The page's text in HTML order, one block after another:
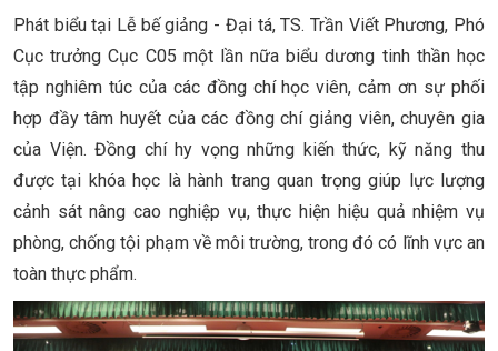
Phát biểu tại Lễ bế giảng - Đại tá, TS. Trần Viết Phương, Phó
Cục trưởng Cục C05 một lần nữa biểu dương tinh thần học
tập nghiêm túc của các đồng chí học viên, cảm ơn sự phối
hợp đầy tâm huyết của các đồng chí giảng viên, chuyên gia
của Viện. Đồng chí hy vọng những kiến thức, kỹ năng thu
được tại khóa học là hành trang quan trọng giúp lực lượng
cảnh sát nâng cao nghiệp vụ, thực hiện hiệu quả nhiệm vụ
phòng, chống tội phạm về môi trường, trong đó có lĩnh vực an
toàn thực phẩm.